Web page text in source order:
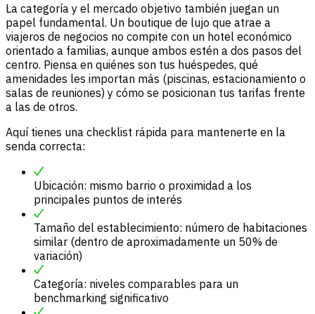
La categoría y el mercado objetivo también juegan un
papel fundamental. Un boutique de lujo que atrae a
viajeros de negocios no compite con un hotel económico
orientado a familias, aunque ambos estén a dos pasos del
centro. Piensa en quiénes son tus huéspedes, qué
amenidades les importan más (piscinas, estacionamiento o
salas de reuniones) y cómo se posicionan tus tarifas frente
a las de otros.
Aquí tienes una checklist rápida para mantenerte en la
senda correcta:
Ubicación: mismo barrio o proximidad a los
principales puntos de interés
Tamaño del establecimiento: número de habitaciones
similar (dentro de aproximadamente un 50% de
variación)
Categoría: niveles comparables para un
benchmarking significativo